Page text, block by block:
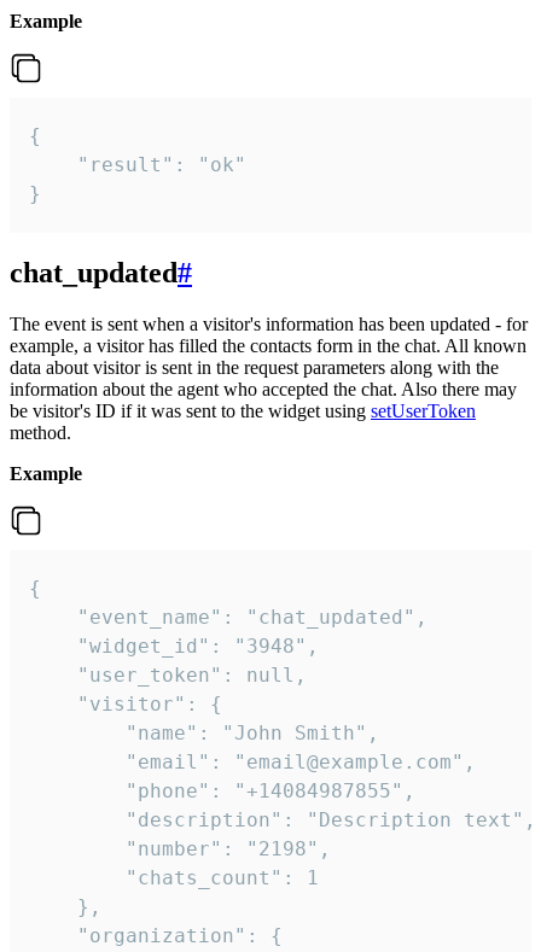
Example
{
    "result": "ok"
}
chat_updated#
The event is sent when a visitor's information has been updated - for
example, a visitor has filled the contacts form in the chat. All known
data about visitor is sent in the request parameters along with the
information about the agent who accepted the chat. Also there may
be visitor's ID if it was sent to the widget using setUserToken
method.
Example
{
    "event_name": "chat_updated",
    "widget_id": "3948",
    "user_token": null,
    "visitor": {
        "name": "John Smith",
        "email": "email@example.com",
        "phone": "+14084987855",
        "description": "Description text",
        "number": "2198",
        "chats_count": 1
    },
    "organization": {